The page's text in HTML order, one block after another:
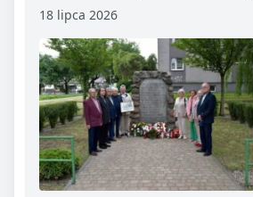
18 lipca 2026